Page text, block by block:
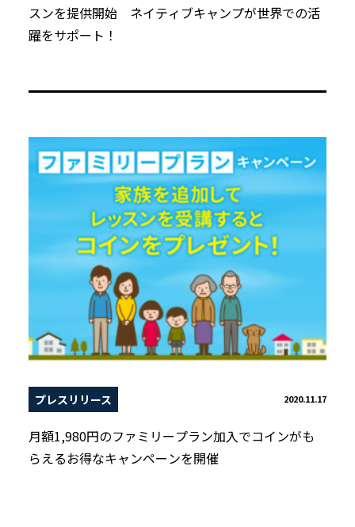
スンを提供開始 ネイティブキャンプが世界での活
躍をサポート！
プレスリリース 2020.11.17
月額1,980円のファミリープラン加入でコインがも
らえるお得なキャンペーンを開催